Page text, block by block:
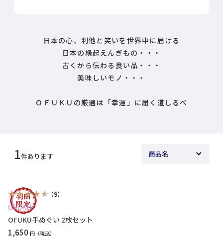
日本の心、利他と笑いを世界中に届ける
日本の縁起えんぎもの・・・
古くから伝わる良い品・・・
美味しいモノ・・・
ＯＦＵＫＵの厳選は「幸運」に届く道しるべ
1件あります
（9）
OFUKU
OFUKU手ぬぐい 2枚セット
1,650 円